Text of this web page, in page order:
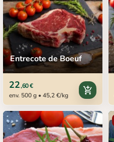
Entrecote de Boeuf
22,60 €
env. 500 g • 45,2 €/kg
add_shopping_cart